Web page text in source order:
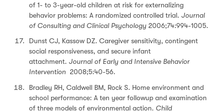
of 1- to 3-year-old children at risk for externalizing
behavior problems: A randomized controlled trial. Journal
of Consulting and Clinical Psychology 2006;74:994-1005.
Dunst CJ, Kassow DZ. Caregiver sensitivity, contingent
social responsiveness, and secure infant
attachment. Journal of Early and Intensive Behavior
Intervention 2008;5:40-56.
Bradley RH, Caldwell BM, Rock S. Home environment and
school performance: A ten year followup and examination
of three models of environmental action. Child